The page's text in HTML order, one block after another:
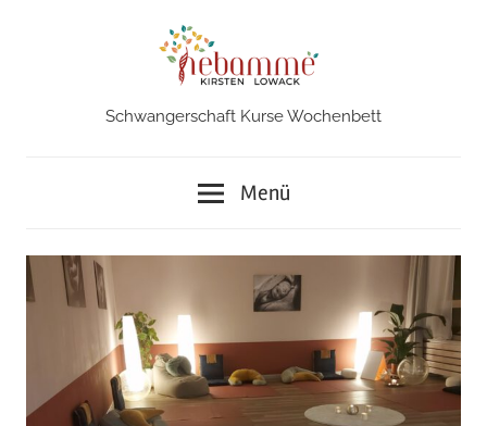
Hebamme
Iserlohn
Schwangerschaft Kurse Wochenbett
Menü